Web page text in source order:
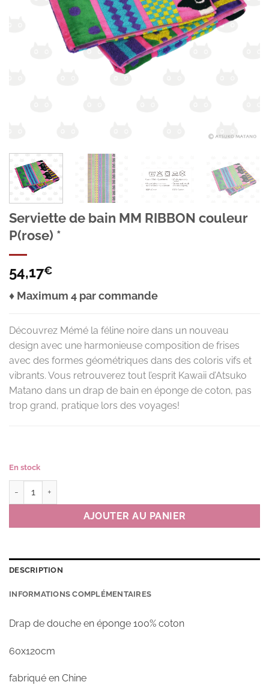
Serviette de bain MM RIBBON couleur
P(rose) *
54,17€
♦ Maximum 4 par commande
Découvrez Mémé la féline noire dans un nouveau
design avec une harmonieuse composition de frises
avec des formes géométriques dans des coloris vifs et
vibrants. Vous retrouverez tout l’esprit Kawaii d’Atsuko
Matano dans un drap de bain en éponge de coton, pas
trop grand, pratique lors des voyages!
En stock
AJOUTER AU PANIER
DESCRIPTION
INFORMATIONS COMPLÉMENTAIRES
Drap de douche en éponge 100% coton
60x120cm
fabriqué en Chine